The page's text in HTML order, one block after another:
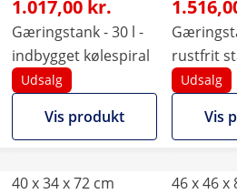
1.017,00 kr.
Gæringstank - 30 l -
indbygget kølespiral
Udsalg
Vis produkt
rustfrit
med
Udsalg
Vis
40 x 34 x 72 cm
46 x 46 x